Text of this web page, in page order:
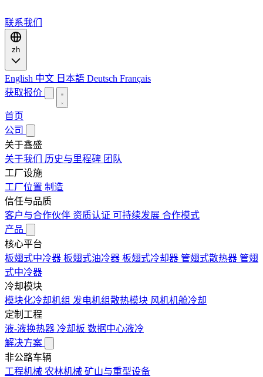
联系我们
zh
English 中文 日本語 Deutsch Français
获取报价
首页
公司
关于鑫盛
关于我们 历史与里程碑 团队
工厂设施
工厂位置 制造
信任与品质
客户与合作伙伴 资质认证 可持续发展 合作模式
产品
核心平台
板翅式中冷器 板翅式油冷器 板翅式冷却器 管翅式散热器 管翅
式中冷器
冷却模块
模块化冷却机组 发电机组散热模块 风机机舱冷却
定制工程
液-液换热器 冷却板 数据中心液冷
解决方案
非公路车辆
工程机械 农林机械 矿山与重型设备